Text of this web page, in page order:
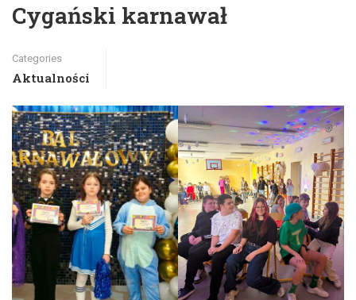
Cygański karnawał
Categories
Aktualności